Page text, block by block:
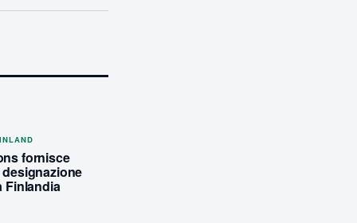
fornisce
Finlandia